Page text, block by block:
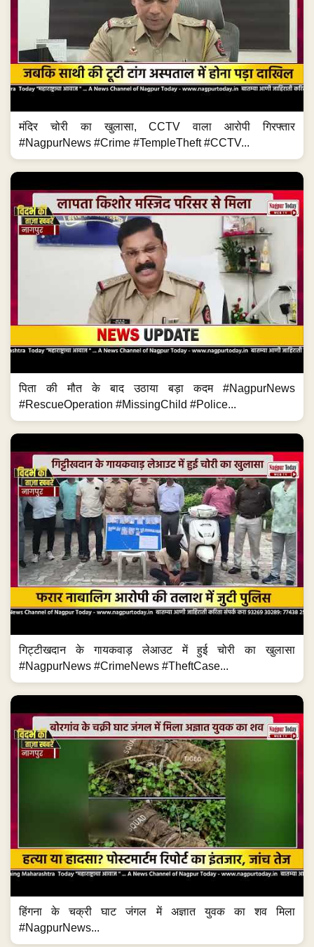
मंदिर चोरी का खुलासा, CCTV वाला आरोपी गिरफ्तार
#NagpurNews #Crime #TempleTheft #CCTV...
पिता की मौत के बाद उठाया बड़ा कदम #NagpurNews
#RescueOperation #MissingChild #Police...
गिट्टीखदान के गायकवाड़ लेआउट में हुई चोरी का खुलासा
#NagpurNews #CrimeNews #TheftCase...
हिंगना के चक्री घाट जंगल में अज्ञात युवक का शव मिला
#NagpurNews...